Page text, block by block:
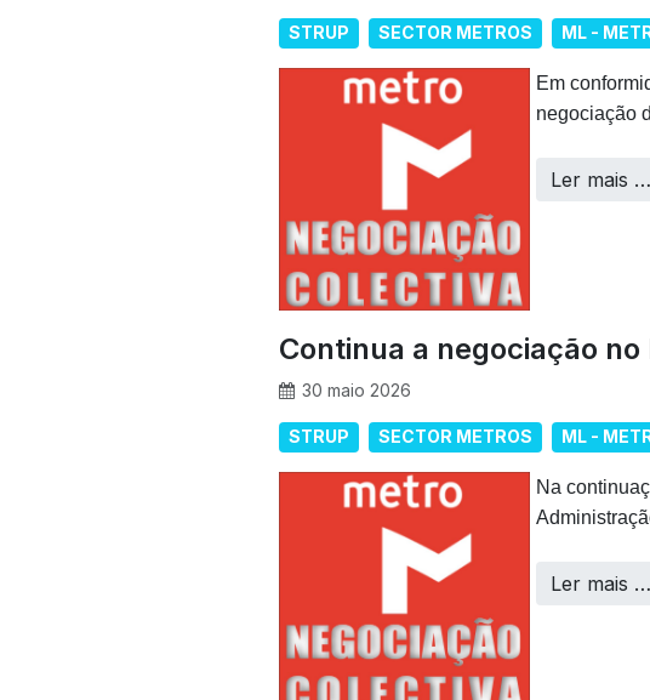
STRUP SECTOR METROS ML -
Em
negociação
Ler mais …
Continua a negociação no
30 maio 2026
STRUP SECTOR METROS ML -
Na
Ler mais …